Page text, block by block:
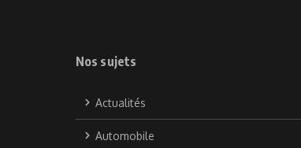
Nos sujets
Actualités
Automobile